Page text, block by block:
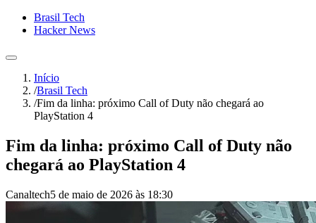
Brasil Tech
Hacker News
Início
/Brasil Tech
/Fim da linha: próximo Call of Duty não chegará ao
PlayStation 4
Fim da linha: próximo Call of Duty não
chegará ao PlayStation 4
Canaltech5 de maio de 2026 às 18:30